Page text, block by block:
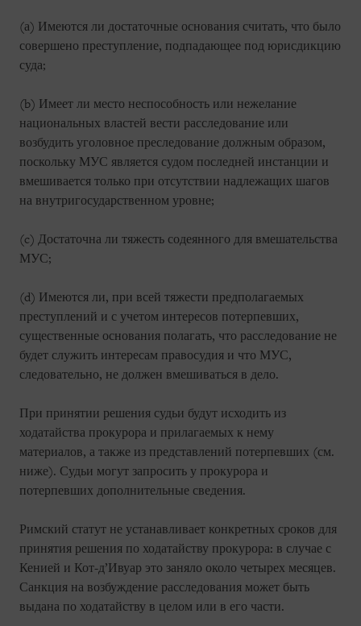
(а) Имеются ли достаточные основания считать, что было
совершено преступление, подпадающее под юрисдикцию
суда;
(b) Имеет ли место неспособность или нежелание
национальных властей вести расследование или
возбудить уголовное преследование должным образом,
поскольку МУС является судом последней инстанции и
вмешивается только при отсутствии надлежащих шагов
на внутригосударственном уровне;
(c) Достаточна ли тяжесть содеянного для вмешательства
МУС;
(d) Имеются ли, при всей тяжести предполагаемых
преступлений и с учетом интересов потерпевших,
существенные основания полагать, что расследование не
будет служить интересам правосудия и что МУС,
следовательно, не должен вмешиваться в дело.
При принятии решения судьи будут исходить из
ходатайства прокурора и прилагаемых к нему
материалов, а также из представлений потерпевших (см.
ниже). Судьи могут запросить у прокурора и
потерпевших дополнительные сведения.
Римский статут не устанавливает конкретных сроков для
принятия решения по ходатайству прокурора: в случае с
Кенией и Кот-д’Ивуар это заняло около четырех месяцев.
Санкция на возбуждение расследования может быть
выдана по ходатайству в целом или в его части.